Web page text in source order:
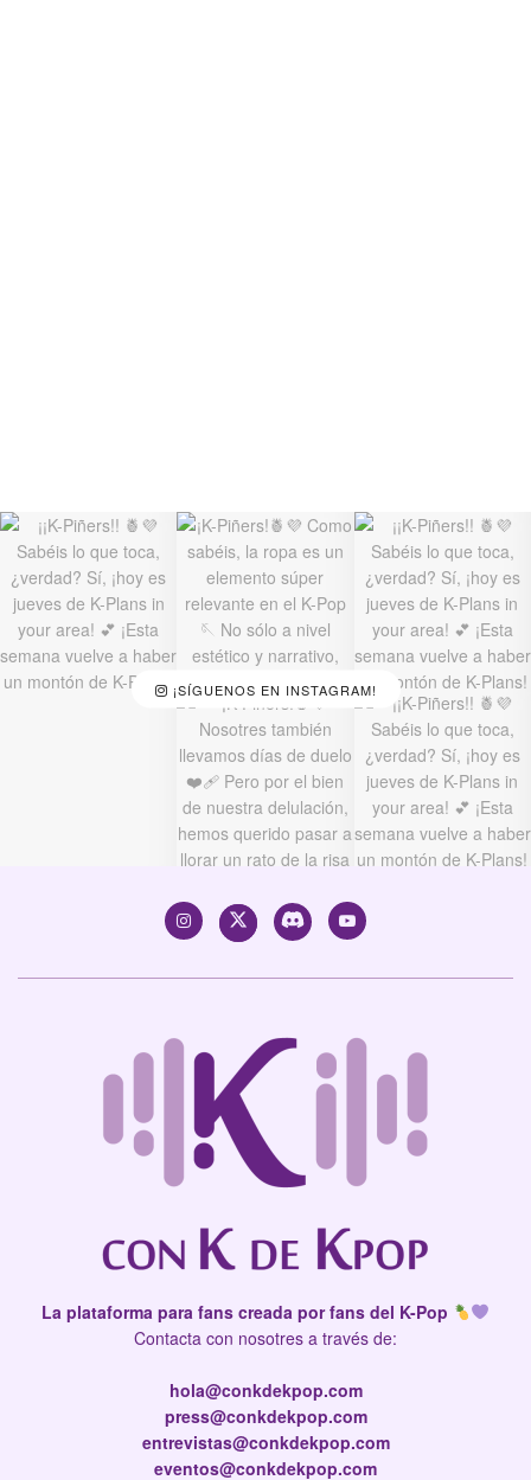
¡SÍGUENOS EN INSTAGRAM!
La plataforma para fans creada por fans del K-Pop
Contacta con nosotres a través de:
hola@conkdekpop.com
press@conkdekpop.com
entrevistas@conkdekpop.com
eventos@conkdekpop.com